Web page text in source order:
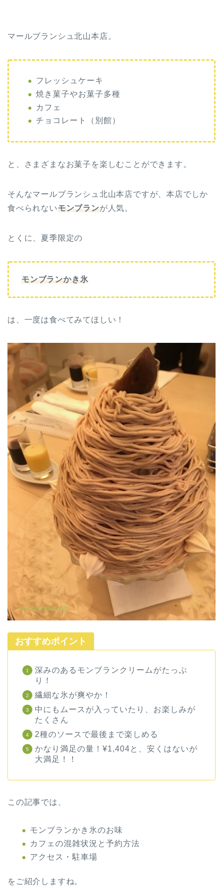
マールブランシュ北山本店。
フレッシュケーキ
焼き菓子やお菓子多種
カフェ
チョコレート（別館）
と、さまざまなお菓子を楽しむことができます。
そんなマールブランシュ北山本店ですが、本店でしか
食べられないモンブランが人気。
とくに、夏季限定の
モンブランかき氷
は、一度は食べてみてほしい！
おすすめポイント
深みのあるモンブランクリームがたっぷ
り！
繊細な氷が爽やか！
中にもムースが入っていたり、お楽しみが
たくさん
2種のソースで最後まで楽しめる
かなり満足の量！¥1,404と、安くはないが
大満足！！
この記事では、
モンブランかき氷のお味
カフェの混雑状況と予約方法
アクセス・駐車場
をご紹介しますね。